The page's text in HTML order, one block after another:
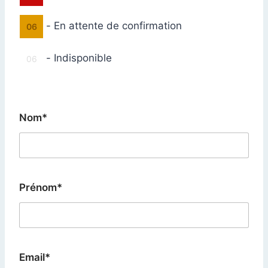
06 - En attente de confirmation
06 - Indisponible
Nom*
Prénom*
Email*